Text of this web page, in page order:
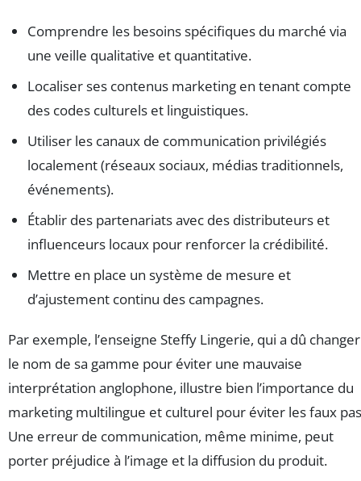
Comprendre les besoins spécifiques du marché via
une veille qualitative et quantitative.
Localiser ses contenus marketing en tenant compte
des codes culturels et linguistiques.
Utiliser les canaux de communication privilégiés
localement (réseaux sociaux, médias traditionnels,
événements).
Établir des partenariats avec des distributeurs et
influenceurs locaux pour renforcer la crédibilité.
Mettre en place un système de mesure et
d’ajustement continu des campagnes.
Par exemple, l’enseigne Steffy Lingerie, qui a dû changer
le nom de sa gamme pour éviter une mauvaise
interprétation anglophone, illustre bien l’importance du
marketing multilingue et culturel pour éviter les faux
Une erreur de communication, même minime, peut
porter préjudice à l’image et la diffusion du produit.